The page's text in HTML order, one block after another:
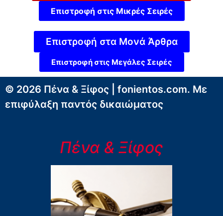
Επιστροφή στις Μικρές Σειρές
Επιστροφή στα Μονά Άρθρα
Επιστροφή στις Μεγάλες Σειρές
© 2026 Πένα & Ξίφος | fonientos.com. Με
επιφύλαξη παντός δικαιώματος
Πένα & Ξίφος